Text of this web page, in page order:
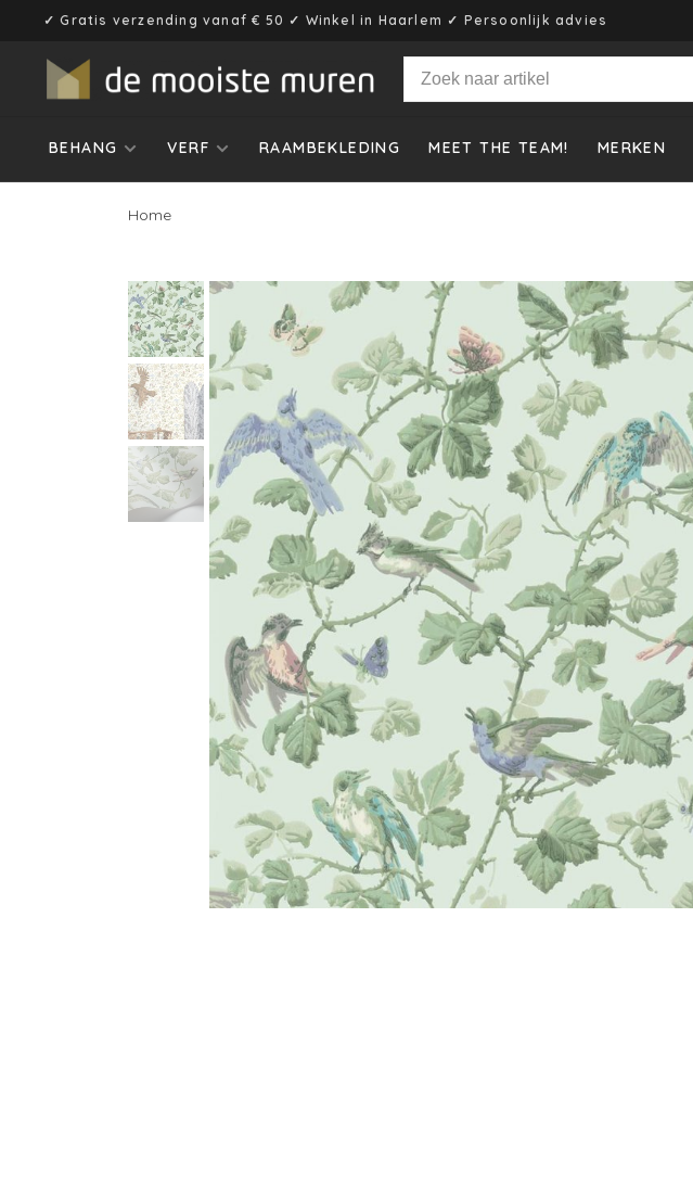
✓ Gratis verzending vanaf € 50 ✓ Winkel in Haarlem ✓ Persoonlijk advies
BEHANG VERF RAAMBEKLEDING MEET THE TEAM! MERKEN
Home